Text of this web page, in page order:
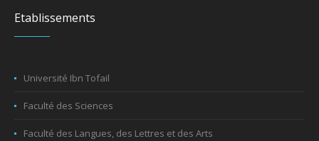
Etablissements
Université Ibn Tofail
Faculté des Sciences
Faculté des Langues, des Lettres et des Arts